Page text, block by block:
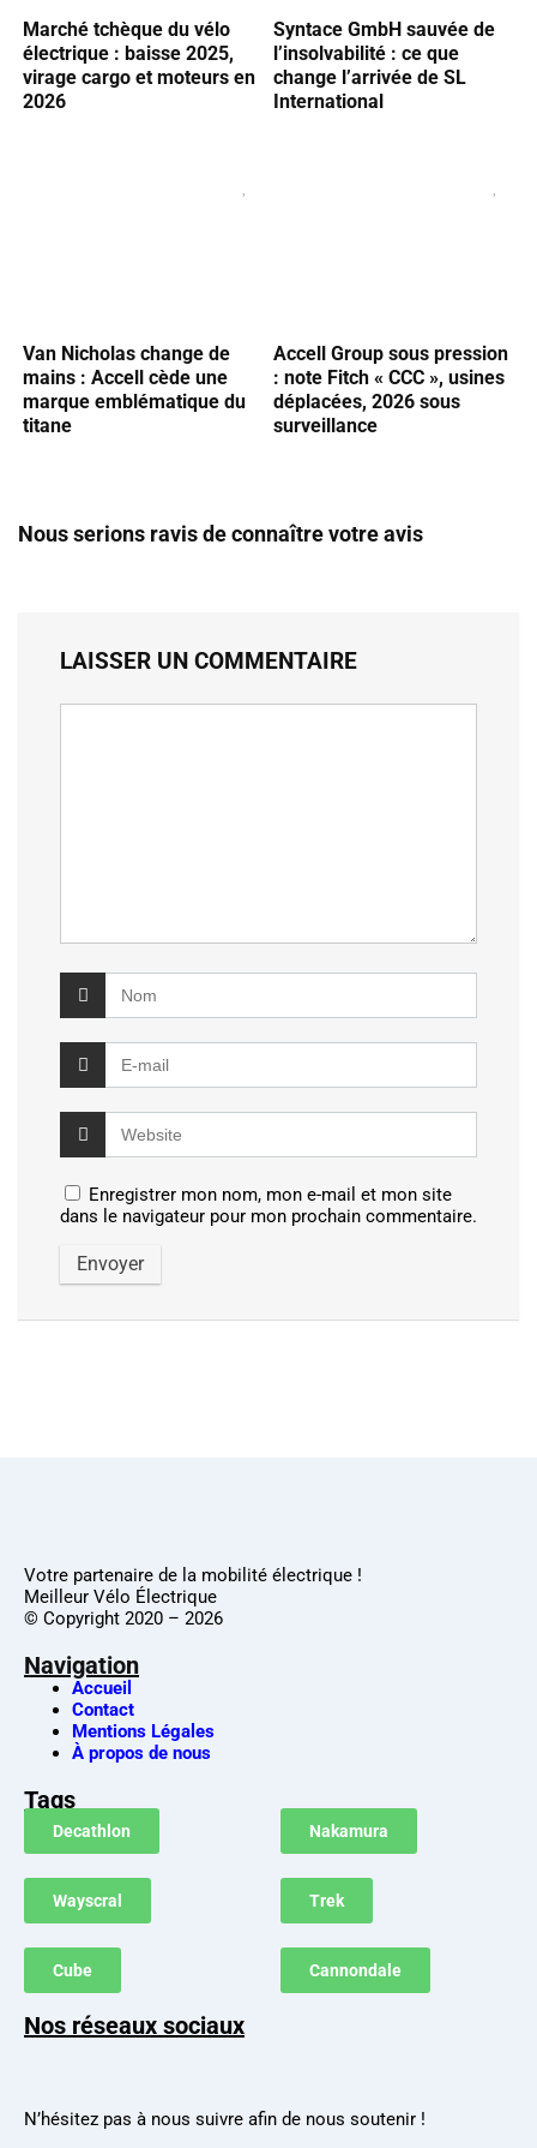
Marché tchèque du vélo
électrique : baisse 2025,
virage cargo et moteurs en
2026
Syntace GmbH sauvée de
l’insolvabilité : ce que
change l’arrivée de SL
International
Van Nicholas change de
mains : Accell cède une
marque emblématique du
titane
Accell Group sous pression
: note Fitch « CCC », usines
déplacées, 2026 sous
surveillance
Nous serions ravis de connaître votre avis
LAISSER UN COMMENTAIRE
Enregistrer mon nom, mon e-mail et mon site
dans le navigateur pour mon prochain commentaire.
Votre partenaire de la mobilité électrique !
Meilleur Vélo Électrique
© Copyright 2020 – 2026
Navigation
Accueil
Contact
Mentions Légales
À propos de nous
Tags
Decathlon Nakamura
Wayscral Trek
Cube Cannondale
Nos réseaux sociaux
N’hésitez pas à nous suivre afin de nous soutenir !